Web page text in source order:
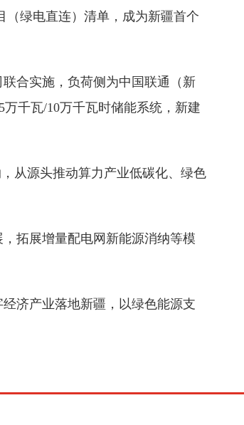
绿电直连）清单，成为新疆首个
合实施，负荷侧为中国联通（新
千瓦/10万千瓦时储能系统，新建
从源头推动算力产业低碳化、绿色
拓展增量配电网新能源消纳等模
济产业落地新疆，以绿色能源支